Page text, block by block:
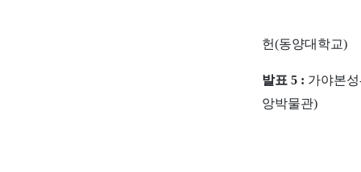
헌(동양대학교)
발표 5 : 가야본성
앙박물관)